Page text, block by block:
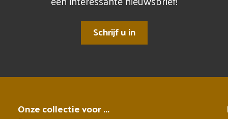
Schrijf u in
Onze collectie voor ...